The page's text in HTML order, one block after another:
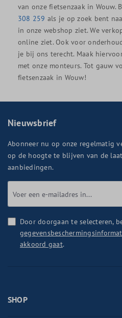
van onze fietsenzaak in Wouw.
308 259 als je op zoek bent
in onze webshop ziet. We
online ziet. Ook voor
je bij ons terecht. Maak
met onze monteurs. Tot gauw
fietsenzaak in Wouw!
Nieuwsbrief
Abonneer nu op onze regelmatig
op de hoogte te blijven van de
aanbiedingen.
Door doorgaan te selecteren,
akkoord gaat.
SHOP